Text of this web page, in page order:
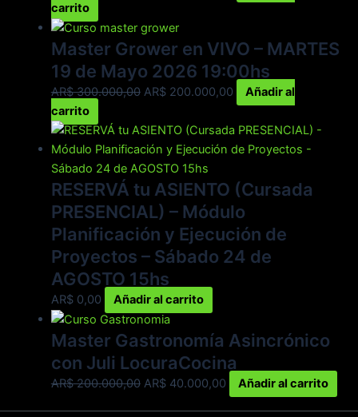
carrito
Master Grower en VIVO – MARTES
19 de Mayo 2026 19:00hs
AR$300.000,00 AR$200.000,00
Añadir al
carrito
RESERVÁ tu ASIENTO (Cursada
PRESENCIAL) – Módulo
Planificación y Ejecución de
Proyectos – Sábado 24 de
AGOSTO 15hs
AR$0,00 Añadir al carrito
Master Gastronomía Asincrónico
con Juli LocuraCocina
AR$200.000,00 AR$40.000,00 Añadir al carrito